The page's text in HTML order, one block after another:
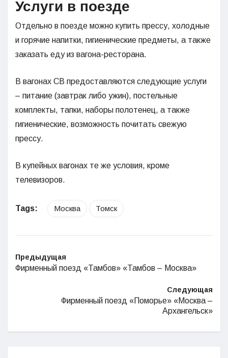
Услуги в поезде
Отдельно в поезде можно купить прессу, холодные
и горячие напитки, гигиенические предметы, а также
заказать еду из вагона-ресторана.
В вагонах СВ предоставляются следующие услуги
– питание (завтрак либо ужин), постельные
комплекты, тапки, наборы полотенец, а также
гигиенические, возможность почитать свежую
прессу.
В купейных вагонах те же условия, кроме
телевизоров.
Tags: Москва Томск
Предыдущая
Фирменный поезд «Тамбов» «Тамбов – Москва»
Следующая
Фирменный поезд «Поморье» «Москва –
Архангельск»